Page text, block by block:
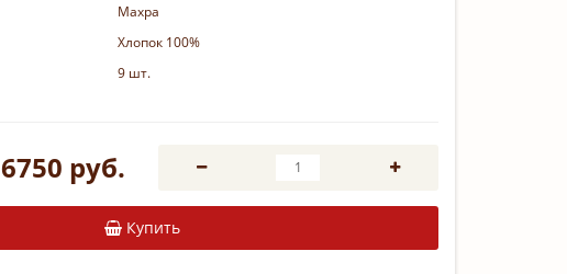
Махра
Хлопок 100%
9 шт.
6750 руб.
Купить